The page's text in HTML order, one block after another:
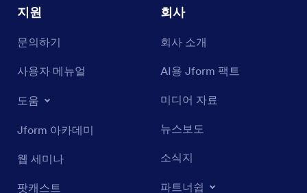
지원
문의하기
사용자 메뉴얼
도움
Jform 아카데미
웹 세미나
팟캐스트
회사
회사 소개
AI용 Jform 팩트
미디어 자료
뉴스보도
소식지
파트너쉽